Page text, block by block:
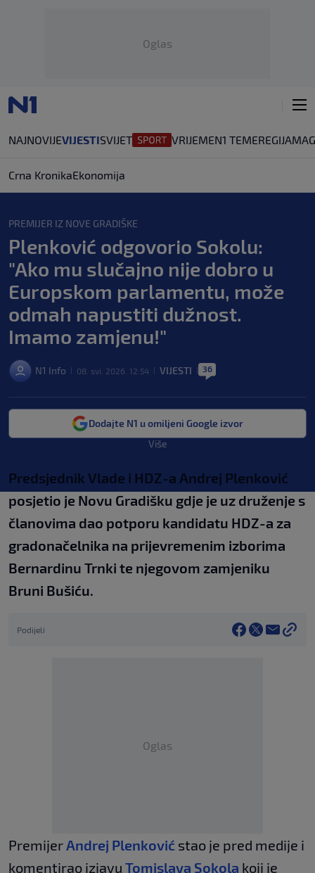
Oglas
NAJNOVIJEVIJESTISVIJET VRIJEMEN1 TEMEREGIJA
Crna KronikaEkonomija
PREMIJER IZ NOVE GRADIŠKE
Plenković odgovorio Sokolu:
"Ako mu slučajno nije dobro u
Europskom parlamentu, može
odmah napustiti dužnost.
Imamo zamjenu!"
N1 Info 08. svi. 2026. 12:54 VIJESTI 36
Dodajte N1 u omiljeni Google izvor
Više
Predsjednik Vlade i HDZ-a Andrej Plenković
posjetio je Novu Gradišku gdje je uz druženje s
članovima dao potporu kandidatu HDZ-a za
gradonačelnika na prijevremenim izborima
Bernardinu Trnki te njegovom zamjeniku
Bruni Bušiću.
Podijeli
Oglas
PremijerAndrej Plenković stao je pred medije i
komentirao izjavu Tomislava Sokola koji je